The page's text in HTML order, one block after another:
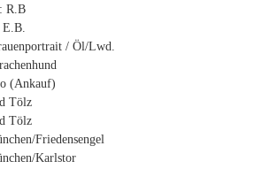
R.B
/ Öl/Lwd.
(Ankauf)
Tölz
Tölz
Friedensengel
Karlstor